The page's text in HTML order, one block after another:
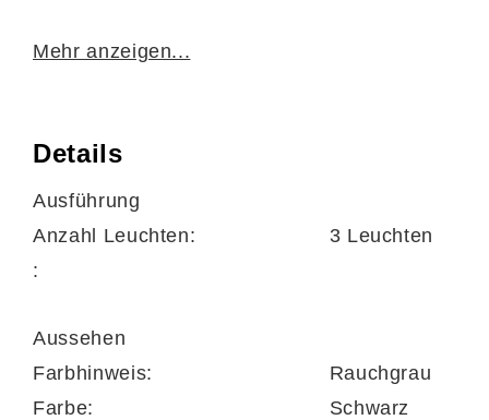
Maße
Durchmesser ca. 55 cm
24 Glaskugeln mit Durchmesser von ca. 6
24 Glaskugeln mit Durchmesser von ca. 10
cm
Mehr anzeigen...
Details
Ausführung
Anzahl Leuchten:
3 Leuchten
:
Aussehen
Farbhinweis:
Rauchgrau
Farbe:
Schwarz